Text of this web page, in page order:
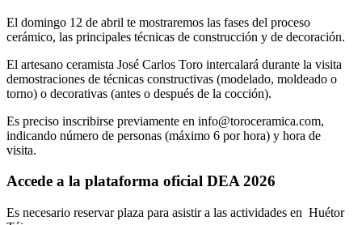
El domingo 12 de abril te mostraremos las fases del proceso
cerámico, las principales técnicas de construcción y de decoración.
El artesano ceramista José Carlos Toro intercalará durante la visita
demostraciones de técnicas constructivas (modelado, moldeado o
torno) o decorativas (antes o después de la cocción).
Es preciso inscribirse previamente en info@toroceramica.com,
indicando número de personas (máximo 6 por hora) y hora de
visita.
Accede a la plataforma oficial DEA 2026
Es necesario reservar plaza para asistir a las actividades en Huétor